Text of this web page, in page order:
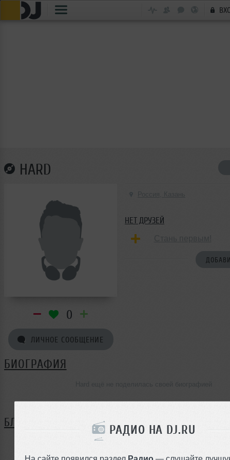
РАДИО НА DJ.RU
На сайте появился раздел Радио — слушайте
HARD
0
ЛИЧНОЕ СООБЩЕНИЕ
НЕТ ДРУЗЕЙ
БИОГРАФИЯ
БЛОГ